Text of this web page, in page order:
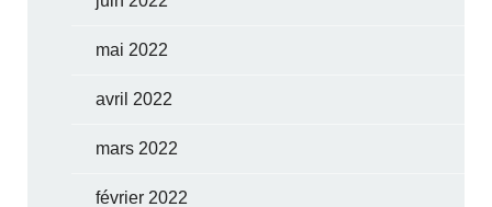
mai 2022
avril 2022
mars 2022
février 2022